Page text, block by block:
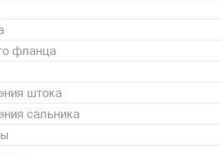
фланца
штока
сальника